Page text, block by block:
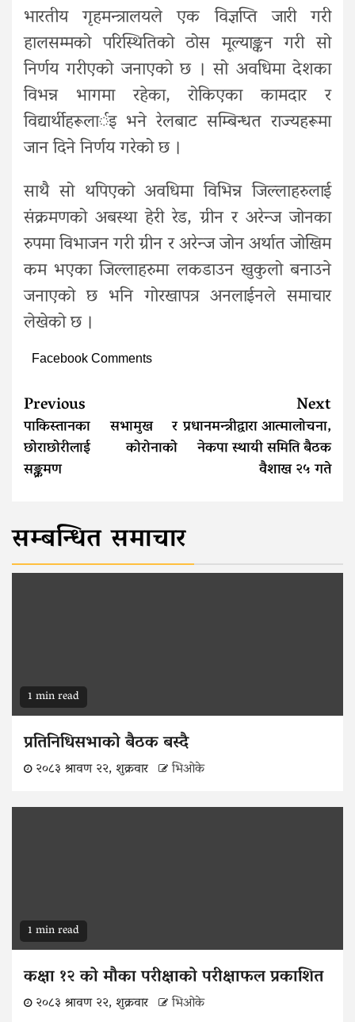
भारतीय गृहमन्त्रालयले एक विज्ञप्ति जारी गरी
हालसम्मको परिस्थितिको ठोस मूल्याङ्कन गरी सो
निर्णय गरीएको जनाएको छ । सो अवधिमा देशका
विभन्न भागमा रहेका, रोकिएका कामदार र
विद्यार्थीहरूलार्इ भने रेलबाट सम्बिन्धत राज्यहरूमा
जान दिने निर्णय गरेको छ ।
साथै सो थपिएको अवधिमा विभिन्न जिल्लाहरुलाई
संक्रमणको अबस्था हेरी रेड, ग्रीन र अरेन्ज जोनका
रुपमा विभाजन गरी ग्रीन र अरेन्ज जोन अर्थात जोखिम
कम भएका जिल्लाहरुमा लकडाउन खुकुलो बनाउने
जनाएको छ भनि गोरखापत्र अनलाईनले समाचार
लेखेको छ ।
Facebook Comments
Continue
Reading
Previous
पाकिस्तानका सभामुख र
छोराछोरीलाई कोरोनाको
सङ्क्रमण
Next
प्रधानमन्त्रीद्वारा आत्मालोचना,
नेकपा स्थायी समिति बैठक
वैशाख २५ गते
सम्बन्धित समाचार
1 min read
प्रतिनिधिसभाको बैठक बस्दै
२०८३ श्रावण २२, शुक्रवार भिओके
1 min read
कक्षा १२ को मौका परीक्षाको परीक्षाफल प्रकाशित
२०८३ श्रावण २२, शुक्रवार भिओके